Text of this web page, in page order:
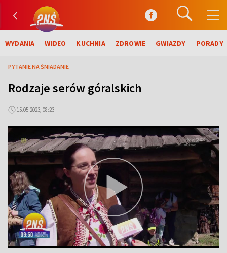
WYDANIA WIDEO KUCHNIA ZDROWIE GWIAZDY PORADY
PYTANIE NA ŚNIADANIE
Rodzaje serów góralskich
15.05.2023, 08:23